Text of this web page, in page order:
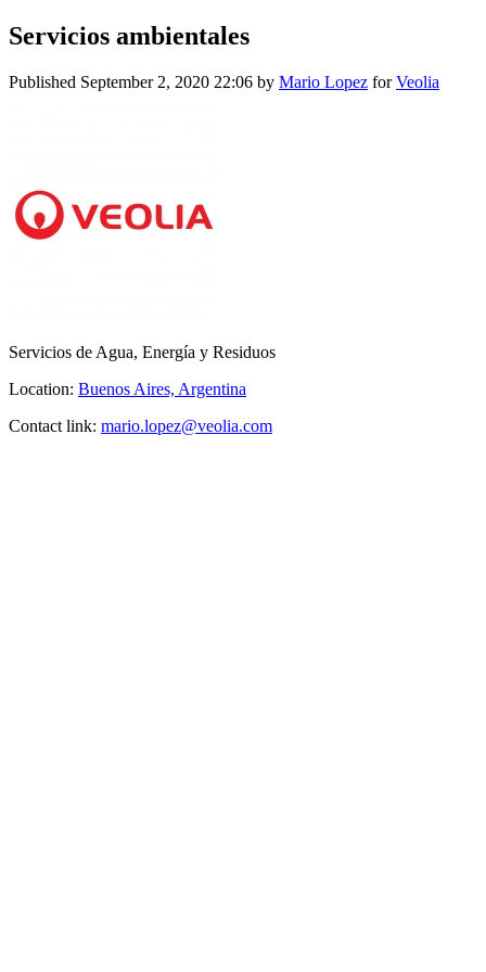
Servicios ambientales
Published September 2, 2020 22:06 by Mario Lopez forVeolia
Servicios de Agua, Energía y Residuos
Location: Buenos Aires, Argentina
Contact link: mario.lopez@veolia.com